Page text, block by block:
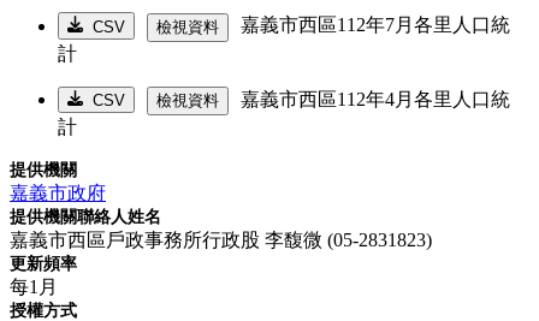
CSV 檢視資料
嘉義市西區112年7月各里人口統
計
CSV 檢視資料
嘉義市西區112年4月各里人口統
計
提供機關
嘉義市政府
提供機關聯絡人姓名
嘉義市西區戶政事務所行政股 李馥微 (05-2831823)
更新頻率
每1月
授權方式